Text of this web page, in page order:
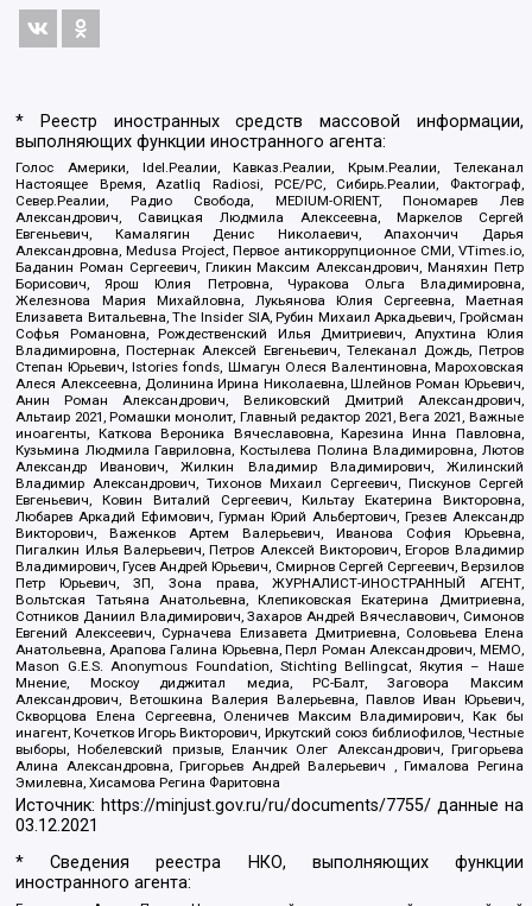
* Реестр иностранных средств массовой информации,
выполняющих функции иностранного агента:
Голос Америки, Idel.Реалии, Кавказ.Реалии, Крым.Реалии, Телеканал
Настоящее Время, Azatliq Radiosi, PCE/PC, Сибирь.Реалии, Фактограф,
Север.Реалии, Радио Свобода, MEDIUM-ORIENT, Пономарев Лев
Александрович, Савицкая Людмила Алексеевна, Маркелов Сергей
Евгеньевич, Камалягин Денис Николаевич, Апахончич Дарья
Александровна, Medusa Project, Первое антикоррупционное СМИ, VTimes.io,
Баданин Роман Сергеевич, Гликин Максим Александрович, Маняхин Петр
Борисович, Ярош Юлия Петровна, Чуракова Ольга Владимировна,
Железнова Мария Михайловна, Лукьянова Юлия Сергеевна, Маетная
Елизавета Витальевна, The Insider SIA, Рубин Михаил Аркадьевич, Гройсман
Софья Романовна, Рождественский Илья Дмитриевич, Апухтина Юлия
Владимировна, Постернак Алексей Евгеньевич, Телеканал Дождь, Петров
Степан Юрьевич, Istories fonds, Шмагун Олеся Валентиновна, Мароховская
Алеся Алексеевна, Долинина Ирина Николаевна, Шлейнов Роман Юрьевич,
Анин Роман Александрович, Великовский Дмитрий Александрович,
Альтаир 2021, Ромашки монолит, Главный редактор 2021, Вега 2021, Важные
иноагенты, Каткова Вероника Вячеславовна, Карезина Инна Павловна,
Кузьмина Людмила Гавриловна, Костылева Полина Владимировна, Лютов
Александр Иванович, Жилкин Владимир Владимирович, Жилинский
Владимир Александрович, Тихонов Михаил Сергеевич, Пискунов Сергей
Евгеньевич, Ковин Виталий Сергеевич, Кильтау Екатерина Викторовна,
Любарев Аркадий Ефимович, Гурман Юрий Альбертович, Грезев Александр
Викторович, Важенков Артем Валерьевич, Иванова София Юрьевна,
Пигалкин Илья Валерьевич, Петров Алексей Викторович, Егоров Владимир
Владимирович, Гусев Андрей Юрьевич, Смирнов Сергей Сергеевич, Верзилов
Петр Юрьевич, ЗП, Зона права, ЖУРНАЛИСТ-ИНОСТРАННЫЙ АГЕНТ,
Вольтская Татьяна Анатольевна, Клепиковская Екатерина Дмитриевна,
Сотников Даниил Владимирович, Захаров Андрей Вячеславович, Симонов
Евгений Алексеевич, Сурначева Елизавета Дмитриевна, Соловьева Елена
Анатольевна, Арапова Галина Юрьевна, Перл Роман Александрович, МЕМО,
Mason G.E.S. Anonymous Foundation, Stichting Bellingcat, Якутия – Наше
Мнение, Москоу диджитал медиа, РС-Балт, Заговора Максим
Александрович, Ветошкина Валерия Валерьевна, Павлов Иван Юрьевич,
Скворцова Елена Сергеевна, Оленичев Максим Владимирович, Как бы
инагент, Кочетков Игорь Викторович, Иркутский союз библиофилов, Честные
выборы, Нобелевский призыв, Еланчик Олег Александрович, Григорьева
Алина Александровна, Григорьев Андрей Валерьевич , Гималова Регина
Эмилевна, Хисамова Регина Фаритовна
Источник: https://minjust.gov.ru/ru/documents/7755/ данные на
03.12.2021
* Сведения реестра НКО, выполняющих функции
иностранного агента: